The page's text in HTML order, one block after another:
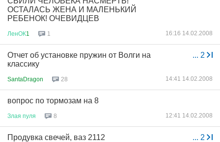
ОСТАЛАСЬ ЖЕНА И МАЛЕНЬКИЙ
РЕБЕНОК! ОЧЕВИДЦЕВ
ЛенОК1 1 16:16 14.02.2008
... 2
Отчет об установке пружин от Волги на
классику
SantaDragon 28 14:41 14.02.2008
вопрос по тормозам на 8
Злая пуля 8 12:41 14.02.2008
... 2
Продувка свечей, ваз 2112